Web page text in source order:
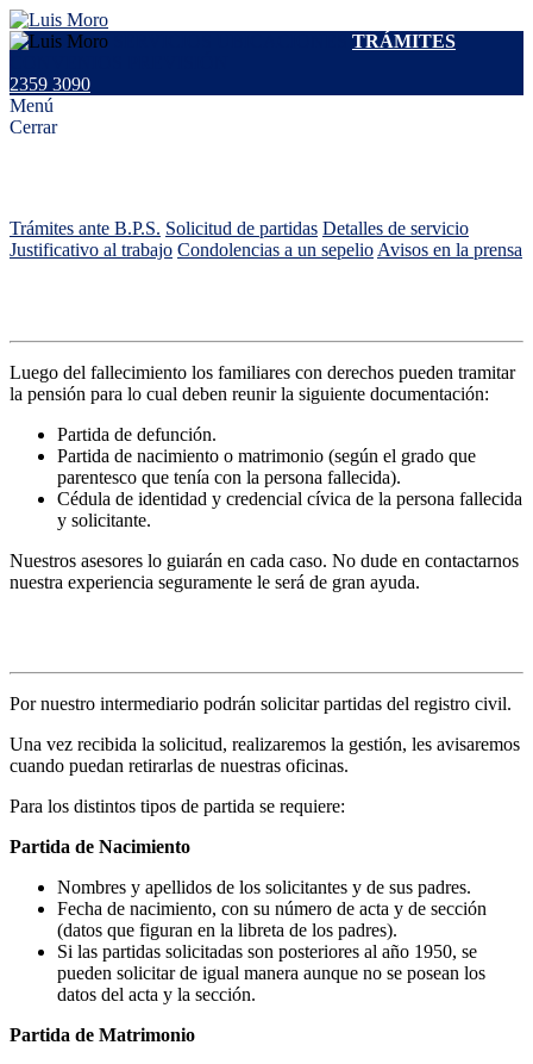
TRÁMITES
2359 3090
Menú
Cerrar
Trámites ante B.P.S. Solicitud de partidas Detalles de servicio
Justificativo al trabajo Condolencias a un sepelio Avisos en la prensa
Luego del fallecimiento los familiares con derechos pueden tramitar
la pensión para lo cual deben reunir la siguiente documentación:
Partida de defunción.
Partida de nacimiento o matrimonio (según el grado que
parentesco que tenía con la persona fallecida).
Cédula de identidad y credencial cívica de la persona fallecida
y solicitante.
Nuestros asesores lo guiarán en cada caso. No dude en contactarnos
nuestra experiencia seguramente le será de gran ayuda.
Por nuestro intermediario podrán solicitar partidas del registro civil.
Una vez recibida la solicitud, realizaremos la gestión, les avisaremos
cuando puedan retirarlas de nuestras oficinas.
Para los distintos tipos de partida se requiere:
Partida de Nacimiento
Nombres y apellidos de los solicitantes y de sus padres.
Fecha de nacimiento, con su número de acta y de sección
(datos que figuran en la libreta de los padres).
Si las partidas solicitadas son posteriores al año 1950, se
pueden solicitar de igual manera aunque no se posean los
datos del acta y la sección.
Partida de Matrimonio